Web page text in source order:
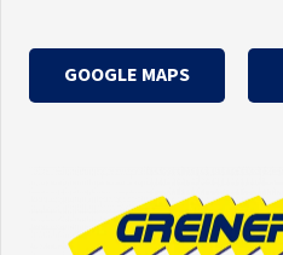
GOOGLE MAPS